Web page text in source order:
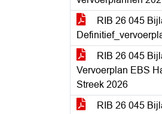
RIB 26 045
RIB 26 045
Vervoerplan EBS
Streek 2026
RIB 26 045